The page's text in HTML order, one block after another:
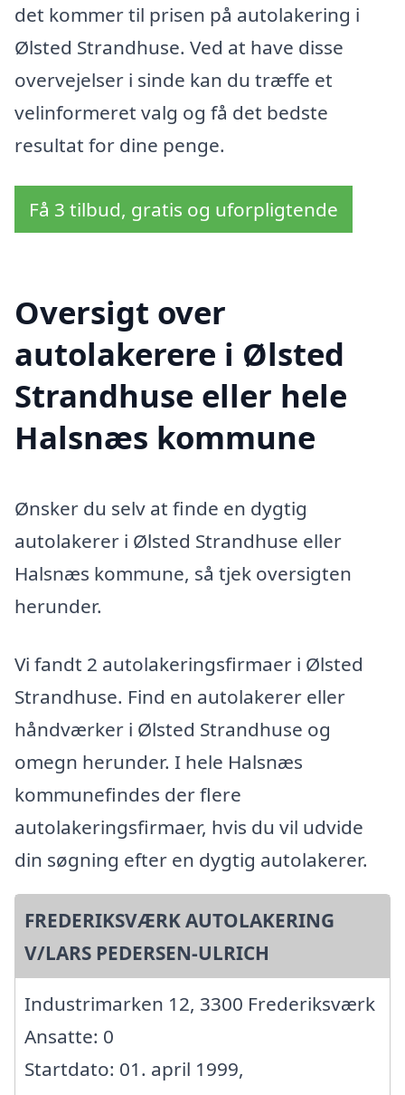
det kommer til prisen på autolakering i
Ølsted Strandhuse. Ved at have disse
overvejelser i sinde kan du træffe et
velinformeret valg og få det bedste
resultat for dine penge.
Få 3 tilbud, gratis og uforpligtende
Oversigt over
autolakerere i Ølsted
Strandhuse eller hele
Halsnæs kommune
Ønsker du selv at finde en dygtig
autolakerer i Ølsted Strandhuse eller
Halsnæs kommune, så tjek oversigten
herunder.
Vi fandt 2 autolakeringsfirmaer i Ølsted
Strandhuse. Find en autolakerer eller
håndværker i Ølsted Strandhuse og
omegn herunder. I hele Halsnæs
kommunefindes der flere
autolakeringsfirmaer, hvis du vil udvide
din søgning efter en dygtig autolakerer.
FREDERIKSVÆRK AUTOLAKERING
V/LARS PEDERSEN-ULRICH
Industrimarken 12, 3300 Frederiksværk
Ansatte: 0
Startdato: 01. april 1999,